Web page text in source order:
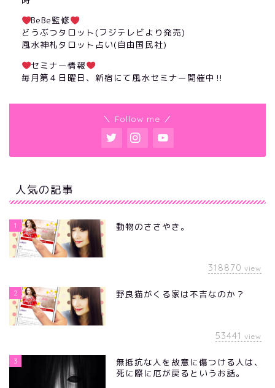
BeBe監修
どうぶつタロット(フジテレビより発売)
風水神札タロット占い(自由国民社)
セミナー情報
毎月第４日曜日、新宿にて風水セミナー開催中‼︎
＼ Follow me ／
人気の記事
1 動物のささやき。
318870 view
2 野良猫がくる家は不吉なのか？
53441 view
3
無抵抗な人を故意に傷つける人は、
死に際に厄が戻るというお話。